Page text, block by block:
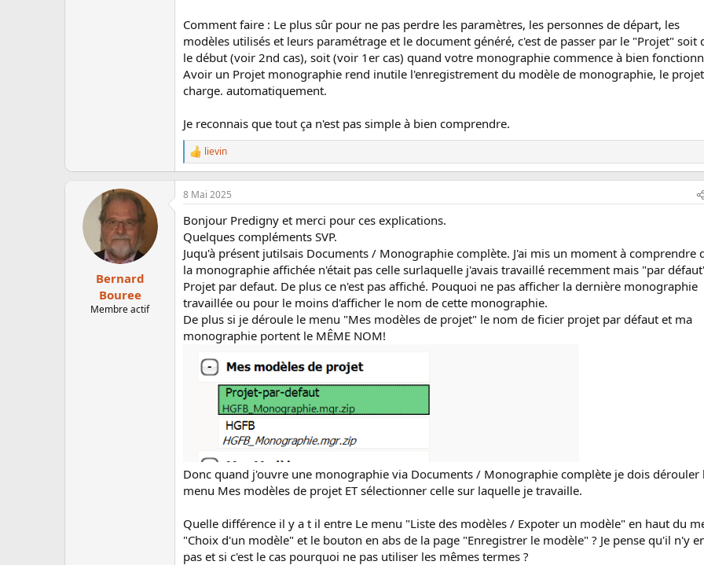
Comment faire : Le plus sûr pour ne pas perdre les paramètres, les personnes de départ, les
modèles utilisés et leurs paramétrage et le document généré, c'est de passer par le "Projet" soit
le début (voir 2nd cas), soit (voir 1er cas) quand votre monographie commence à bien
Avoir un Projet monographie rend inutile l'enregistrement du modèle de monographie, le projet
charge. automatiquement.
Je reconnais que tout ça n'est pas simple à bien comprendre.
L
e
s
r
é
a
c
t
i
o
n
s
:
lievin
Bernard
Bouree
Membre actif
8 Mai 2025
Bonjour Predigny et merci pour ces explications.
Quelques compléments SVP.
Juqu'à présent jutilsais Documents / Monographie complète. J'ai mis un moment à comprendre
la monographie affichée n'était pas celle surlaquelle j'avais travaillé recemment mais "par
Projet par defaut. De plus ce n'est pas affiché. Pouquoi ne pas afficher la dernière monographie
travaillée ou pour le moins d'afficher le nom de cette monographie.
De plus si je déroule le menu "Mes modèles de projet" le nom de ficier projet par défaut et ma
monographie portent le MÊME NOM!
Donc quand j'ouvre une monographie via Documents / Monographie complète je dois dérouler
menu Mes modèles de projet ET sélectionner celle sur laquelle je travaille.
Quelle différence il y a t il entre Le menu "Liste des modèles / Expoter un modèle" en haut du
"Choix d'un modèle" et le bouton en abs de la page "Enregistrer le modèle" ? Je pense qu'il n'y
pas et si c'est le cas pourquoi ne pas utiliser les mêmes termes ?